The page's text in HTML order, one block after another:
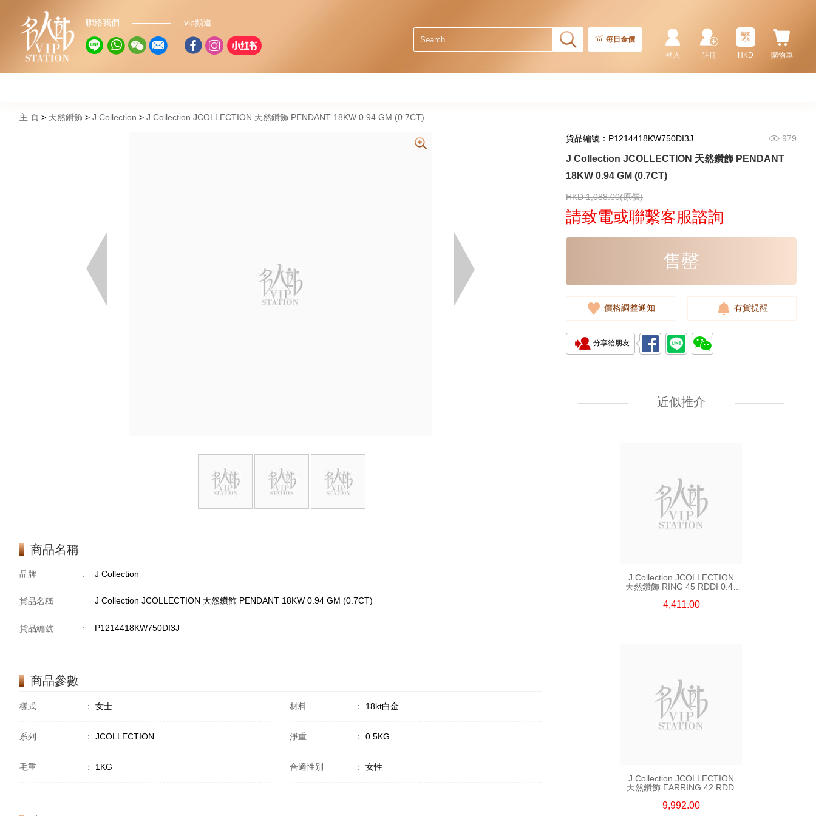
聯絡我們 vip頻道
每日金價
購物車
繁
HKD
註冊
登入
主 頁 天然鑽飾 J Collection J Collection JCOLLECTION 天然鑽飾 PENDANT 18KW 0.94 GM (0.7CT)
商品名稱
品牌 : J Collection
貨品名稱 : J Collection JCOLLECTION 天然鑽飾 PENDANT 18KW 0.94 GM (0.7CT)
貨品編號 : P1214418KW750DI3J
商品參數
樣式 ： 女士 材料 ： 18kt白金
系列 ： JCOLLECTION 淨重 ： 0.5KG
毛重 ： 1KG 合適性別 ： 女性
貨品編號：P1214418KW750DI3J 979
J Collection JCOLLECTION 天然鑽飾 PENDANT
18KW 0.94 GM (0.7CT)
HKD 1,088.00(原價)
請致電或聯繫客服諮詢
售罄
價格調整通知 有貨提醒
分享給朋友
近似推介
J Collection JCOLLECTION
RDDI 0.32 CT18KR 2.14 GM
18KW 4.50 GM (Head 6.5mm)
3,764.00
J Collection JCOLLECTION
天然鑽飾 RING 45 RDDI 0.48
4,411.00
J Collection JCOLLECTION
天然鑽飾 EARRING 42 RDDI
9,992.00